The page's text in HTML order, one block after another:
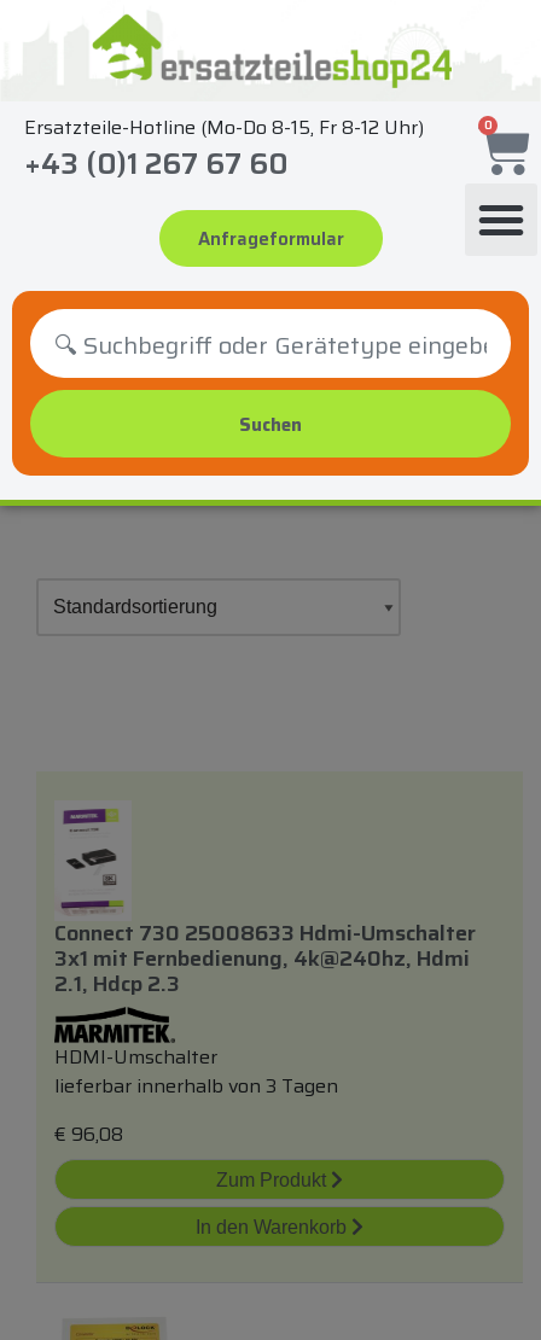
springen
Ersatzteile-Hotline (Mo-Do 8-15, Fr 8-12 Uhr)
+43 (0)1 267 67 60
Anfrageformular
0
Connect 730 25008633 Hdmi-Umschalter
3x1 mit Fernbedienung, 4k@240hz, Hdmi
2.1, Hdcp 2.3
HDMI-Umschalter
lieferbar innerhalb von 3 Tagen
€ 96,08
Zum Produkt
In den Warenkorb